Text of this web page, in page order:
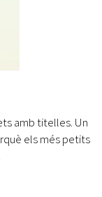
amb titelles. Un
els més petits